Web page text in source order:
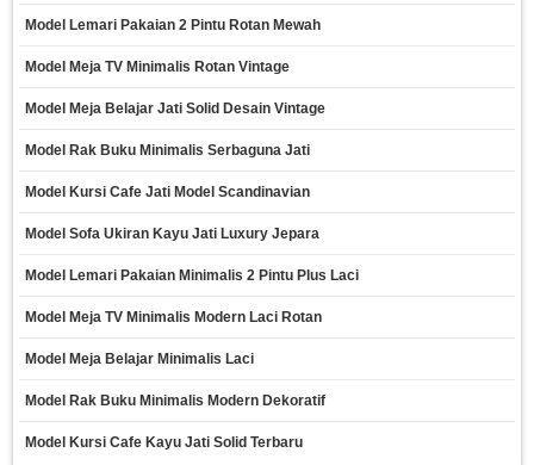
Model Lemari Pakaian 2 Pintu Rotan Mewah
Model Meja TV Minimalis Rotan Vintage
Model Meja Belajar Jati Solid Desain Vintage
Model Rak Buku Minimalis Serbaguna Jati
Model Kursi Cafe Jati Model Scandinavian
Model Sofa Ukiran Kayu Jati Luxury Jepara
Model Lemari Pakaian Minimalis 2 Pintu Plus Laci
Model Meja TV Minimalis Modern Laci Rotan
Model Meja Belajar Minimalis Laci
Model Rak Buku Minimalis Modern Dekoratif
Model Kursi Cafe Kayu Jati Solid Terbaru